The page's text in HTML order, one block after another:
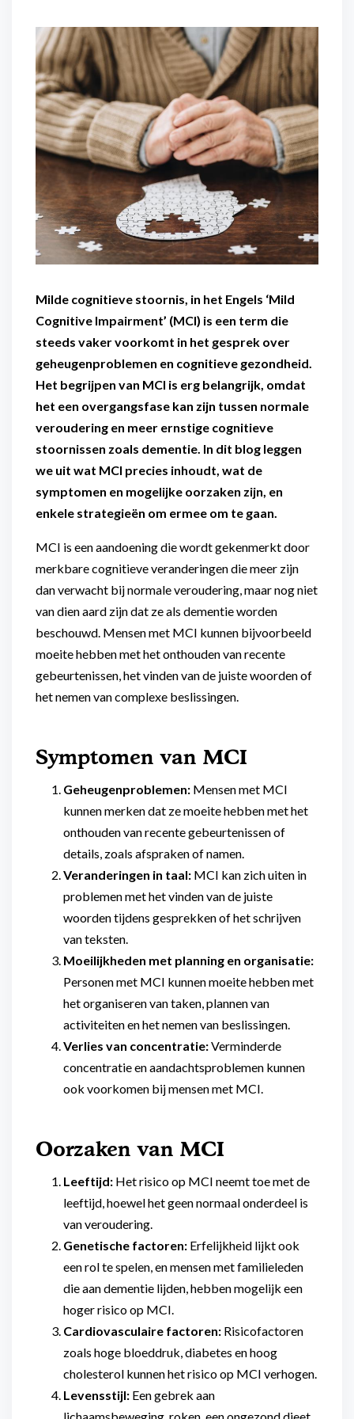
Diensten voor
organisaties
Maaltijdondersteuning
Mantelzorger van de zaak
Altijd in de buurt
Snel geregeld
Milde cognitieve stoornis, in het Engels ‘Mild
Cognitive Impairment’ (MCI) is een term die
steeds vaker voorkomt in het gesprek over
geheugenproblemen en cognitieve gezondheid.
Het begrijpen van MCI is erg belangrijk, omdat
het een overgangsfase kan zijn tussen normale
veroudering en meer ernstige cognitieve
stoornissen zoals dementie. In dit blog leggen
we uit wat MCI precies inhoudt, wat de
symptomen en mogelijke oorzaken zijn, en
enkele strategieën om ermee om te gaan.
MCI is een aandoening die wordt gekenmerkt door
merkbare cognitieve veranderingen die meer zijn
dan verwacht bij normale veroudering, maar nog niet
van dien aard zijn dat ze als dementie worden
beschouwd. Mensen met MCI kunnen bijvoorbeeld
moeite hebben met het onthouden van recente
gebeurtenissen, het vinden van de juiste woorden of
het nemen van complexe beslissingen.
Symptomen van MCI
Geheugenproblemen: Mensen met MCI
kunnen merken dat ze moeite hebben met het
onthouden van recente gebeurtenissen of
details, zoals afspraken of namen.
Veranderingen in taal: MCI kan zich uiten in
problemen met het vinden van de juiste
woorden tijdens gesprekken of het schrijven
van teksten.
Moeilijkheden met planning en organisatie:
Personen met MCI kunnen moeite hebben met
het organiseren van taken, plannen van
activiteiten en het nemen van beslissingen.
Verlies van concentratie:Verminderde
concentratie en aandachtsproblemen kunnen
ook voorkomen bij mensen met MCI.
Oorzaken van MCI
Leeftijd: Het risico op MCI neemt toe met de
leeftijd, hoewel het geen normaal onderdeel is
van veroudering.
Genetische factoren: Erfelijkheid lijkt ook
een rol te spelen, en mensen met familieleden
die aan dementie lijden, hebben mogelijk een
hoger risico op MCI.
Cardiovasculaire factoren: Risicofactoren
zoals hoge bloeddruk, diabetes en hoog
cholesterol kunnen het risico op MCI verhogen.
Levensstijl: Een gebrek aan